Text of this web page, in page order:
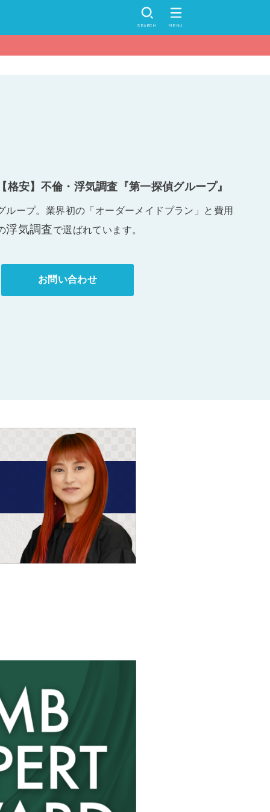
SEARCH MENU
格安】不倫・浮気調査『第一探偵グループ』
ループ。業界初の「オーダーメイドプラン」と費用
浮気調査で選ばれています。
お問い合わせ